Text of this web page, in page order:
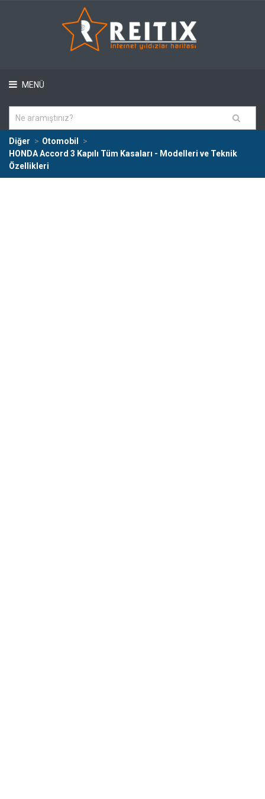
MENÜ
Diğer
Otomobil
HONDA Accord 3 Kapılı Tüm Kasaları - Modelleri ve Teknik
Özellikleri